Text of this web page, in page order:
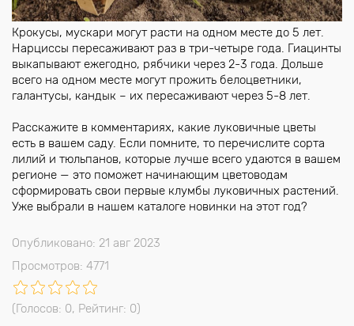
Крокусы, мускари могут расти на одном месте до 5 лет.
Нарциссы пересаживают раз в три-четыре года. Гиацинты
выкапывают ежегодно, рябчики через 2-3 года. Дольше
всего на одном месте могут прожить белоцветники,
галантусы, кандык – их пересаживают через 5-8 лет.
Расскажите в комментариях, какие луковичные цветы
есть в вашем саду. Если помните, то перечислите сорта
лилий и тюльпанов, которые лучше всего удаются в вашем
регионе — это поможет начинающим цветоводам
сформировать свои первые клумбы луковичных растений.
Уже выбрали в нашем каталоге новинки на этот год?
Опубликовано: 21 авг 2023
Просмотров: 4771
(Голосов: 0, Рейтинг: 0)